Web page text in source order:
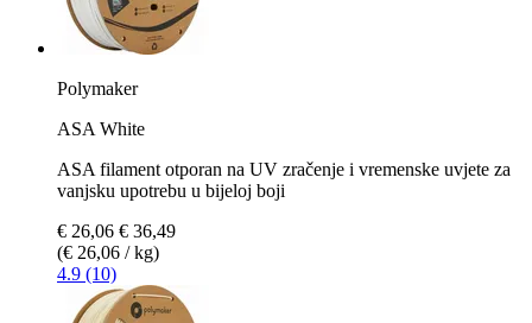
Polymaker
ASA White
ASA filament otporan na UV zračenje i vremenske uvjete za
vanjsku upotrebu u bijeloj boji
€ 26,06 € 36,49
(€ 26,06 / kg)
4.9 (10)